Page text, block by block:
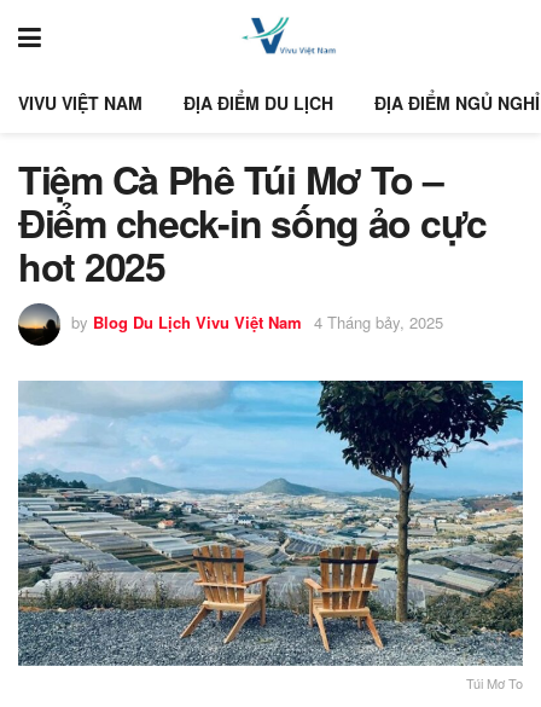
VIVU VIỆT NAM ĐỊA ĐIỂM DU LỊCH ĐỊA ĐIỂM NGỦ NGHỈ
Tiệm Cà Phê Túi Mơ To –
Điểm check-in sống ảo cực
hot 2025
by Blog Du Lịch Vivu Việt Nam 4 Tháng bảy, 2025
Túi Mơ To